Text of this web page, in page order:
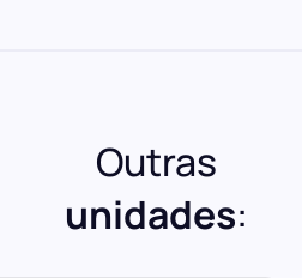
Outras
unidades: